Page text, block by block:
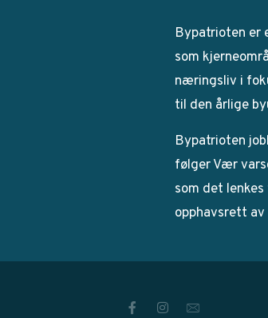
Bypatrioten er
som
næringsliv i
til den årlige
Bypatrioten
følger Vær
som det
opphavsrett